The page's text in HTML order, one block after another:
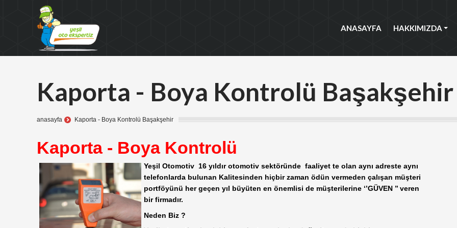
ANASAYFA HAKKIMIZDA
Kaporta - Boya Kontrolü Başakşehir
anasayfa Kaporta - Boya Kontrolü Başakşehir
Kaporta - Boya Kontrolü
Yeşil Otomotiv 16 yıldır otomotiv sektöründe faaliyet te olan aynı adreste aynı
telefonlarda bulunan Kalitesinden hiçbir zaman ödün vermeden çalışan müşteri
portföyünü her geçen yıl büyüten en önemlisi de müşterilerine ‘’GÜVEN ’’ veren
bir firmadır.
Neden Biz ?